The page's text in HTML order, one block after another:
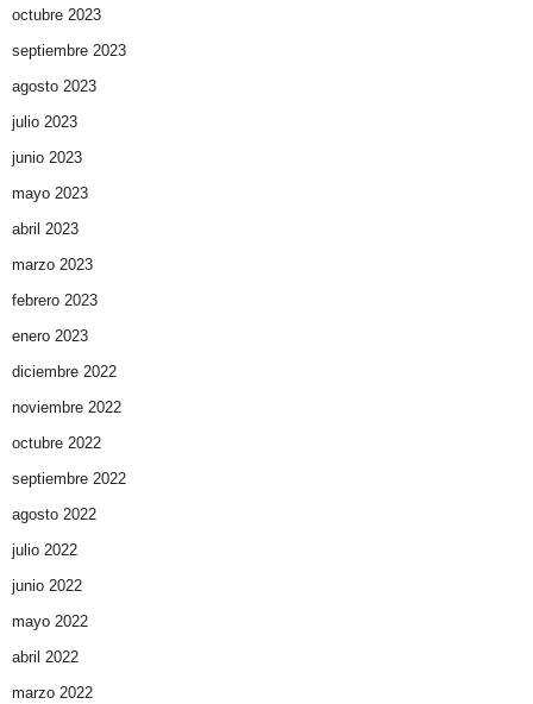
octubre 2023
septiembre 2023
agosto 2023
julio 2023
junio 2023
mayo 2023
abril 2023
marzo 2023
febrero 2023
enero 2023
diciembre 2022
noviembre 2022
octubre 2022
septiembre 2022
agosto 2022
julio 2022
junio 2022
mayo 2022
abril 2022
marzo 2022